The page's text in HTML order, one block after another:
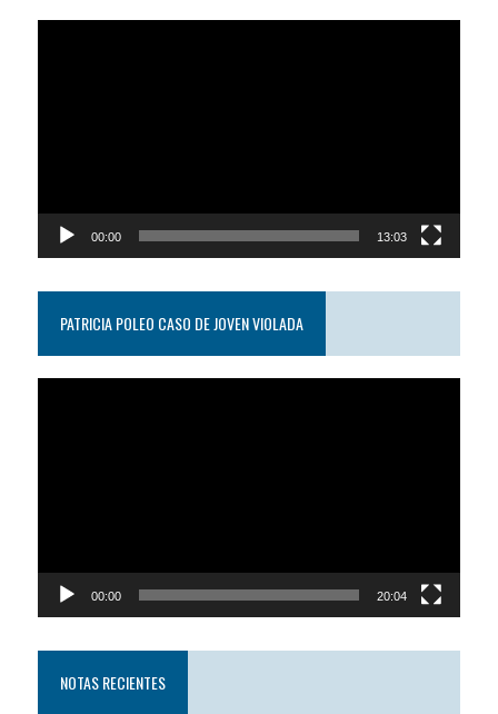
00:00 13:03
PATRICIA POLEO CASO DE JOVEN VIOLADA
00:00 20:04
NOTAS RECIENTES